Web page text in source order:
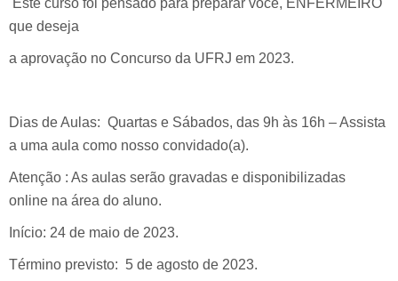
Este curso foi pensado para preparar você, ENFERMEIRO
que deseja
a aprovação no Concurso da UFRJ em 2023.
Dias de Aulas: Quartas e Sábados, das 9h às 16h – Assista
a uma aula como nosso convidado(a).
Atenção : As aulas serão gravadas e disponibilizadas
online na área do aluno.
Início: 24 de maio de 2023.
Término previsto: 5 de agosto de 2023.